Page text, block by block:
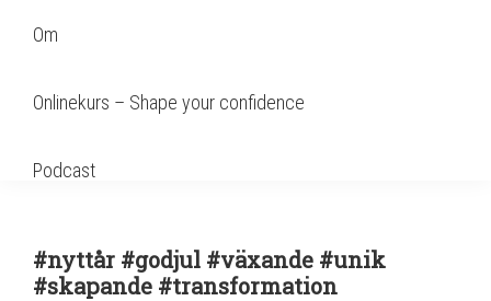
Om
Onlinekurs – Shape your confidence
Podcast
#nyttår #godjul #växande #unik
#skapande #transformation